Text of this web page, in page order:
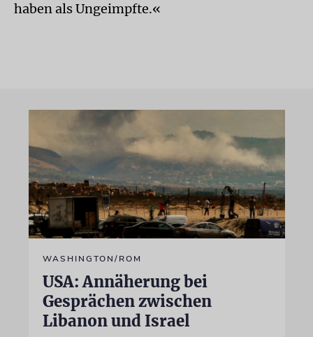
haben als Ungeimpfte.«
WASHINGTON/ROM
USA: Annäherung bei
Gesprächen zwischen
Libanon und Israel